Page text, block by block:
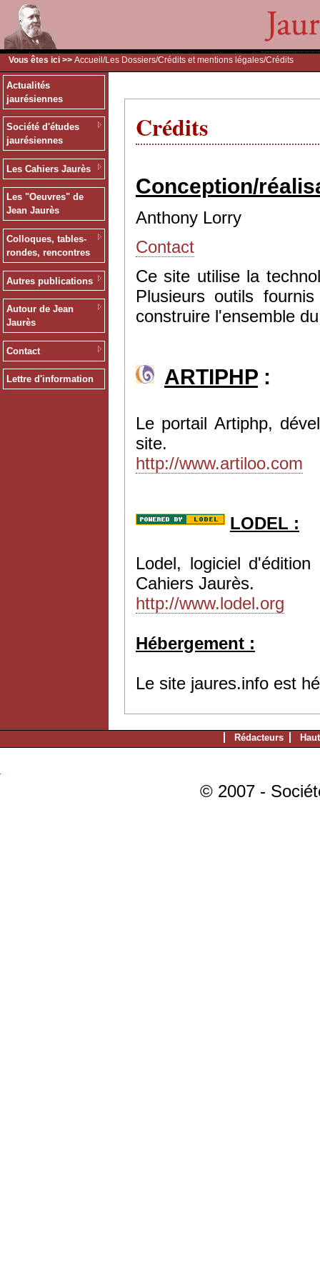
Vous êtes ici >> Accueil /Les Dossiers/Crédits et mentions légales/Crédits
Actualités
jaurésiennes
Société d'études
jaurésiennes
Les Cahiers Jaurès
Les "Oeuvres" de
Jean Jaurès
Colloques, tables-
rondes, rencontres
Autres publications
Autour de Jean
Jaurès
Contact
Lettre d'information
Crédits
Conception/
Anthony Lorry
Contact
Ce site utilise la
Plusieurs outils
construire l'ensemble
ARTIPHP :
Le portail Artiphp,
site.
http://www.artiloo.com
LODEL :
Lodel, logiciel
Cahiers Jaurès.
http://www.lodel.org
Hébergement :
Le site jaures.info est
Rédacteurs
© 2007 -